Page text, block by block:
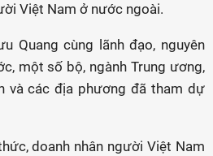
Việt Nam ở nước ngoài.
Quang cùng lãnh đạo, nguyên
một số bộ, ngành Trung ương,
và các địa phương đã tham dự
doanh nhân người Việt Nam